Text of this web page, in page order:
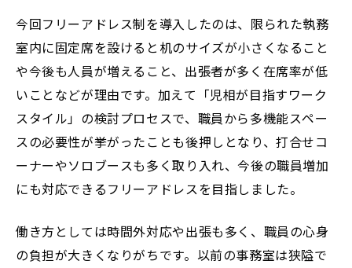
今回フリーアドレス制を導入したのは、限られた執務
室内に固定席を設けると机のサイズが小さくなること
や今後も人員が増えること、出張者が多く在席率が低
いことなどが理由です。加えて「児相が目指すワーク
スタイル」の検討プロセスで、職員から多機能スペー
スの必要性が挙がったことも後押しとなり、打合せコ
ーナーやソロブースも多く取り入れ、今後の職員増加
にも対応できるフリーアドレスを目指しました。
働き方としては時間外対応や出張も多く、職員の心身
の負担が大きくなりがちです。以前の事務室は狭隘で